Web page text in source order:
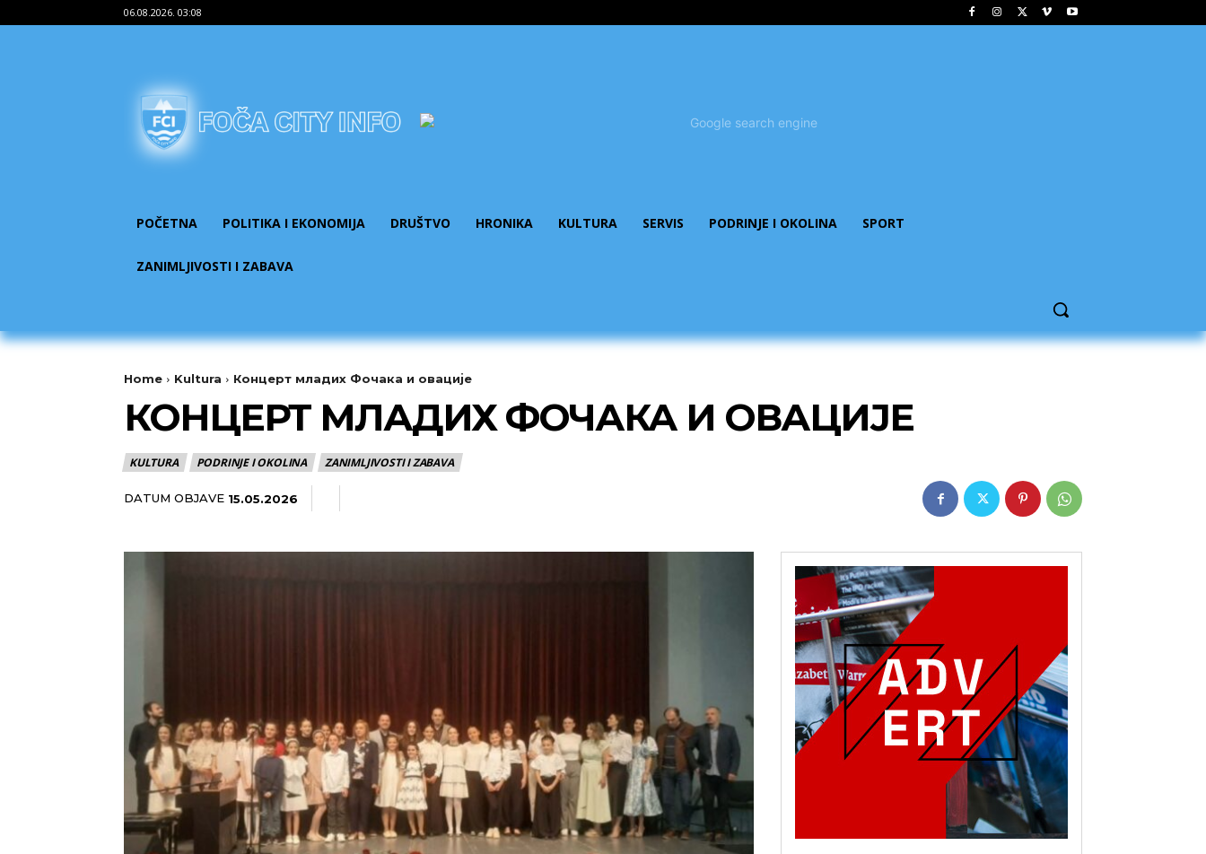
06.08.2026. 03:08
POČETNA POLITIKA I EKONOMIJA DRUŠTVO HRONIKA KULTURA SERVIS PODRINJE I OKOLINA SPORT
ZANIMLJIVOSTI I ZABAVA
Home Kultura Концерт младих Фочака и овације
КОНЦЕРТ МЛАДИХ ФОЧАКА И ОВАЦИЈЕ
KULTURA PODRINJE I OKOLINA ZANIMLJIVOSTI I ZABAVA
DATUM OBJAVE 15.05.2026